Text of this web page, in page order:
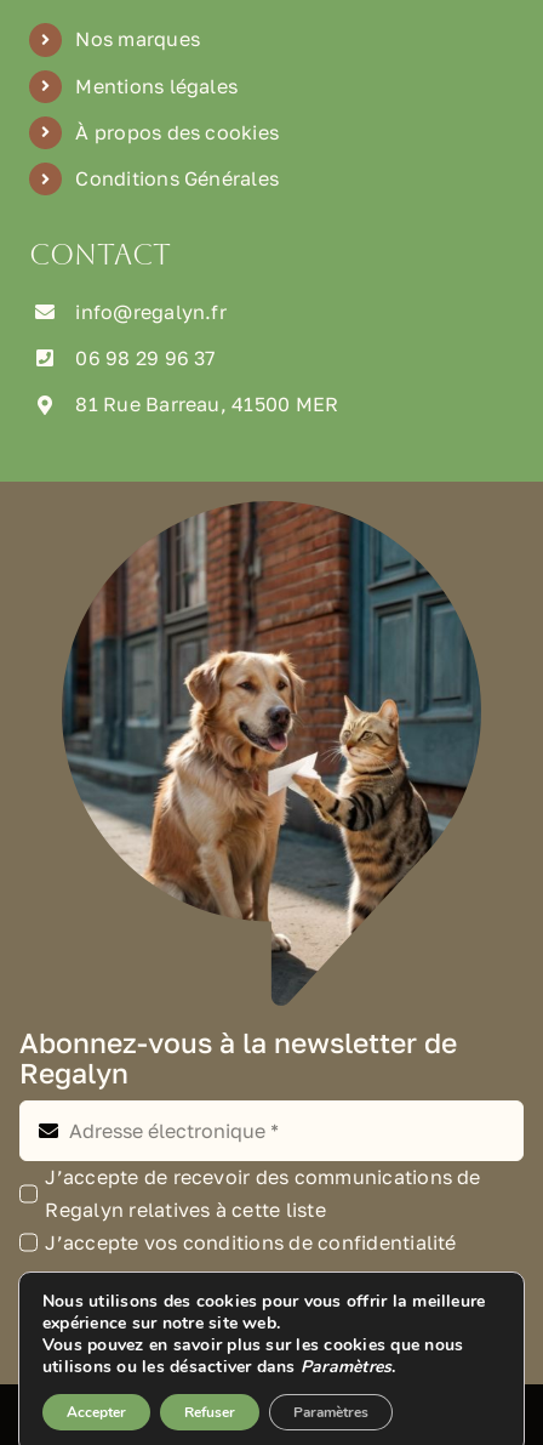
Nos marques
Mentions légales
À propos des cookies
Conditions Générales
Contact
info@regalyn.fr
06 98 29 96 37
81 Rue Barreau, 41500 MER
Abonnez-vous à la newsletter de
Regalyn
J’accepte de recevoir des communications de
Regalyn relatives à cette liste
J’accepte vos conditions de confidentialité
S'inscrire
© 2019 – 2025 REGALYN ™. Tous droits réservés.
Nous utilisons des cookies pour vous offrir la meilleure
expérience sur notre site web.
Vous pouvez en savoir plus sur les cookies que nous
utilisons ou les désactiver dans Paramètres.
Accepter Refuser Paramètres